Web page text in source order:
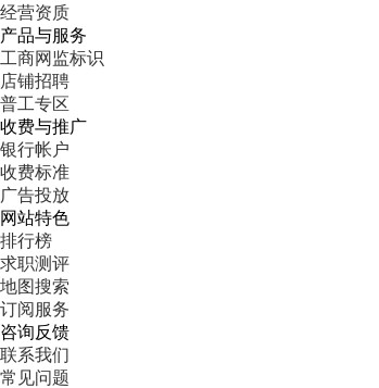
经营资质
产品与服务
工商网监标识
店铺招聘
普工专区
收费与推广
银行帐户
收费标准
广告投放
网站特色
排行榜
求职测评
地图搜索
订阅服务
咨询反馈
联系我们
常见问题